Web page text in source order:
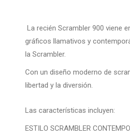
La recién Scrambler 900 viene
gráficos llamativos y
la Scrambler.
Con un diseño moderno de
libertad y la diversión.
Las características incluyen:
ESTILO SCRAMBLER